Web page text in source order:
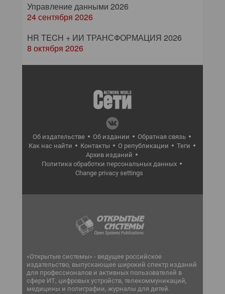
Управление данными 2026
24 сентября 2026
HR TECH + ИИ ТРАНСФОРМАЦИЯ 2026
8 октября 2026
Об издательстве Об издании
Обратная связь
Как нас найти
Контакты О републикации
Теги
Архив изданий
Политика обработки персональных данных
Change privacy settings
«Открытые системы» - ведущее российское
издательство, выпускающее широкий спектр изданий
для профессионалов и активных пользователей в
сфере ИТ, цифровых устройств, телекоммуникаций,
медицины и полиграфии, журналы для детей.